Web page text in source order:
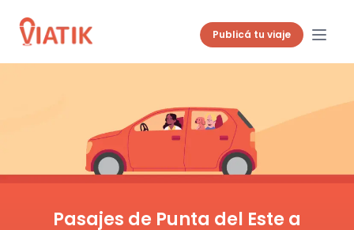
Publicá tu viaje
Pasajes de Punta del Este a